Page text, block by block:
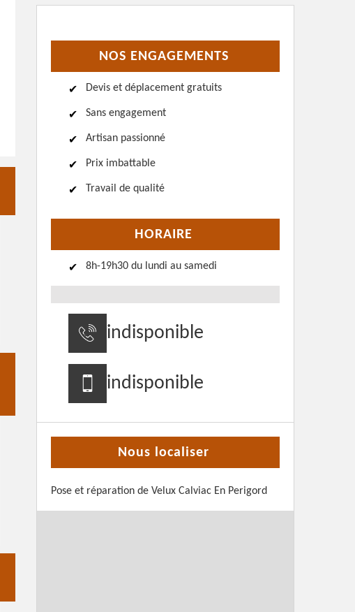
NOS ENGAGEMENTS
Devis et déplacement gratuits
Sans engagement
Artisan passionné
Prix imbattable
Travail de qualité
HORAIRE
8h-19h30 du lundi au samedi
indisponible
indisponible
Nous localiser
Pose et réparation de Velux Calviac En Perigord